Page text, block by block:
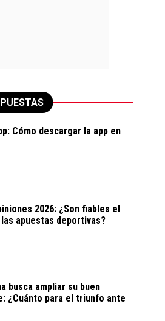
EN DIRECTO por el Torneo Clausura
de River vs. Rosario Central: Uno
de tendencia con el título "La cruda
Un artículo de
Cómo descargar la app en
2026: ¿Son fiables el
apuestas deportivas?
busca ampliar su buen
¿Cuánto para el triunfo ante